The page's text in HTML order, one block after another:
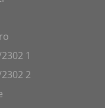
1
2